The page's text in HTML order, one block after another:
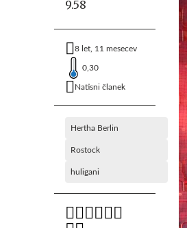
9.58
8 let, 11 mesecev
0,30
Natisni članek
Hertha Berlin
Rostock
huligani